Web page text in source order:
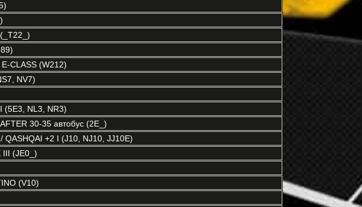
CLASS (W212)
NV7)
(5E3, NL3, NR3)
30-35 автобус (2E_)
QASHQAI +2 I (J10, NJ10, JJ10E)
III (JE0_)
(V10)